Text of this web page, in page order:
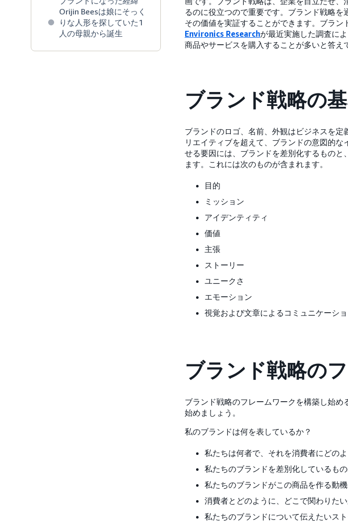
Orijin Beesは娘にそっく
りな人形を探していた1
人の母親から誕生
るのに役立つので重要です。ブランド戦略を
その価値を実証することができます。ブラン
Environics Researchが最近実施した調査に
商品やサービスを購入することが多いと答え
ブランド戦略の
ブランドのロゴ、名前、外観はビジネスを
リエイティブを超えて、ブランドの意図的
せる要因には、ブランドを差別化するもの
ます。これには次のものが含まれます。
目的
ミッション
アイデンティティ
価値
主張
ストーリー
ユニークさ
エモーション
視覚および文章によるコミュニケーシ
ブランド戦略の
ブランド戦略のフレームワークを構築し始
始めましょう。
私のブランドは何を表しているか？
私たちは何者で、それを消費者にどの
私たちのブランドを差別化しているも
私たちのブランドがこの商品を作る動
消費者とどのように、どこで関わりたい
私たちのブランドについて伝えたいス